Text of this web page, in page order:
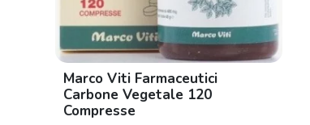
Marco Viti Farmaceutici
Carbone Vegetale 120
Compresse